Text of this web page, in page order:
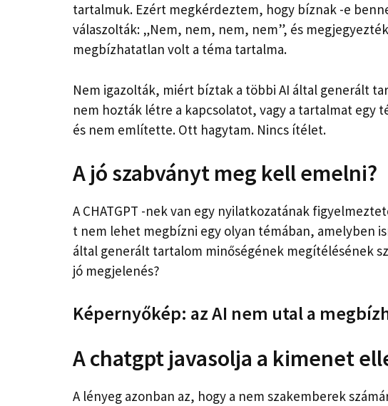
tartalmuk. Ezért megkérdeztem, hogy bíznak -e
válaszolták: „Nem, nem, nem, nem”, és
megbízhatatlan volt a téma tartalma.
Nem igazolták, miért bíztak a többi AI által generált
nem hozták létre a kapcsolatot, vagy a tartalmat egy
és nem említette. Ott hagytam. Nincs ítélet.
A jó szabványt meg kell emelni?
A CHATGPT -nek van egy nyilatkozatának
t nem lehet megbízni egy olyan témában, amelyben
által generált tartalom minőségének megítélésének
jó megjelenés?
Képernyőkép: az AI nem utal a
A chatgpt javasolja a kimenet
A lényeg azonban az, hogy a nem szakemberek